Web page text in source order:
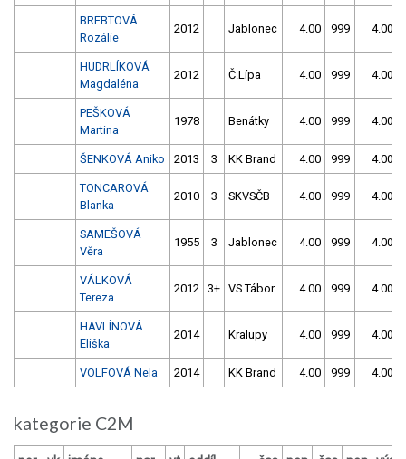
BREBTOVÁ
Rozálie
2012 Jablonec 4.00 999 4.00
HUDRLÍKOVÁ
Magdaléna
2012 Č.Lípa 4.00 999 4.00
PEŠKOVÁ
Martina
1978 Benátky 4.00 999 4.00
ŠENKOVÁ Aniko 2013 3 KK Brand 4.00 999 4.00
TONCAROVÁ
Blanka
2010 3 SKVSČB 4.00 999 4.00
SAMEŠOVÁ
Věra
1955 3 Jablonec 4.00 999 4.00
VÁLKOVÁ
Tereza
2012 3+ VS Tábor 4.00 999 4.00
HAVLÍNOVÁ
Eliška
2014 Kralupy 4.00 999 4.00
VOLFOVÁ Nela 2014 KK Brand 4.00 999 4.00
kategorie C2M